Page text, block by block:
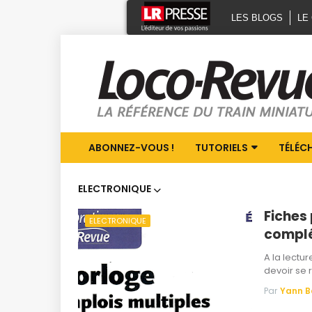
LES BLOGS LE
ABONNEZ-VOUS ! TUTORIELS
ELECTRONIQUE
ELECTRONIQUE
A la
devoir se
Par Yann